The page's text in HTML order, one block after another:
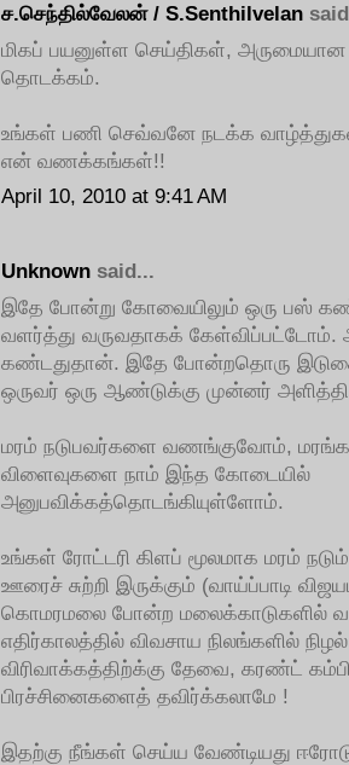
ச.செந்தில்வேலன் / S.Senthilvelan
மிகப் பயனுள்ள செய்திகள்,
தொடக்கம்.
உங்கள் பணி செவ்வனே நடக்க
என் வணக்கங்கள்!!
April 10, 2010 at 9:41 AM
Unknown said...
இதே போன்று கோவையிலும் ஒரு பஸ்
வளர்த்து வருவதாகக் கேள்விப்பட்டோம்.
கண்டதுதான். இதே போன்றதொரு
ஒருவர் ஒரு ஆண்டுக்கு முன்னர்
மரம் நடுபவர்களை வணங்குவோம்,
விளைவுகளை நாம் இந்த கோடையில்
அனுபவிக்கத்தொடங்கியுள்ளோம்.
உங்கள் ரோட்டரி கிளப் மூலமாக மரம்
ஊரைச் சுற்றி இருக்கும் (வாய்ப்பாடி‍‍
கொமரமலை போன்ற மலைக்காடுகளில்
எதிர்காலத்தில் விவசாய நிலங்களில்
விரிவாக்கத்திற்க்கு தேவை, கரண்ட்
பிரச்சினைகளைத் தவிர்க்கலாமே !
இதற்கு நீங்கள் செய்ய வேண்டியது